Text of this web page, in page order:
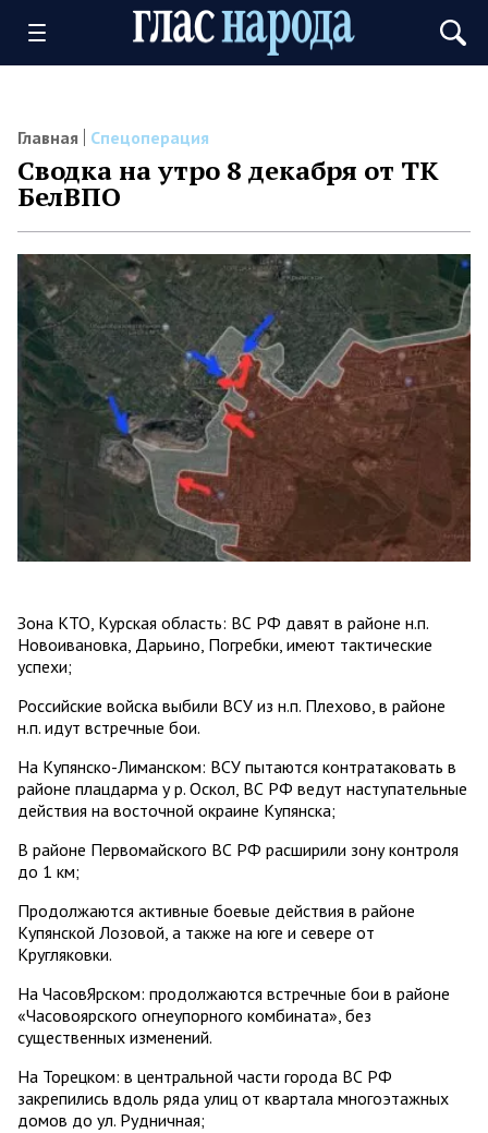
Главная Спецоперация
Сводка на утро 8 декабря от ТК
БелВПО
Зона КТО, Курская область: ВС РФ давят в районе н.п.
Новоивановка, Дарьино, Погребки, имеют тактические
успехи;
Российские войска выбили ВСУ из н.п. Плехово, в районе
н.п. идут встречные бои.
На Купянско-Лиманском: ВСУ пытаются контратаковать в
районе плацдарма у р. Оскол, ВС РФ ведут наступательные
действия на восточной окраине Купянска;
В районе Первомайского ВС РФ расширили зону контроля
до 1 км;
Продолжаются активные боевые действия в районе
Купянской Лозовой, а также на юге и севере от
Кругляковки.
На ЧасовЯрском: продолжаются встречные бои в районе
«Часовоярского огнеупорного комбината», без
существенных изменений.
На Торецком: в центральной части города ВС РФ
закрепились вдоль ряда улиц от квартала многоэтажных
домов до ул. Рудничная;